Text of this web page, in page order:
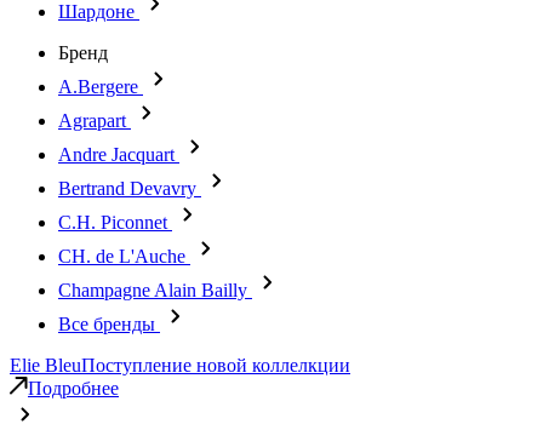
Шардоне
Бренд
A.Bergere
Agrapart
Andre Jacquart
Bertrand Devavry
C.H. Piconnet
CH. de L'Auche
Champagne Alain Bailly
Все бренды
Elie BleuПоступление новой коллелкции
Подробнее